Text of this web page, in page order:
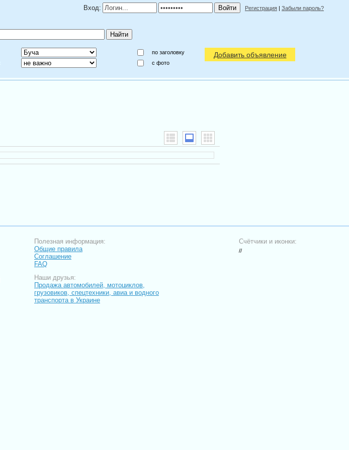
Вход: Регистрация | Забыли пароль?
по заголовку
c фото
Добавить объявление
Полезная информация:
Общие правила
Соглашение
FAQ
Наши друзья:
Продажа автомобилей, мотоциклов,
грузовиков, спецтехники, авиа и водного
транспорта в Украине
Счётчики и иконки:
//